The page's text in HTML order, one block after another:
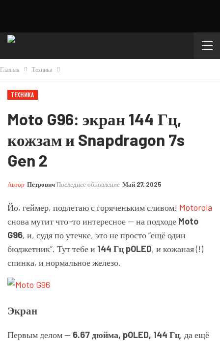
Главная Техника
ТЕХНИКА
Moto G96: экран 144 Гц,
кожзам и Snapdragon 7s
Gen 2
Автор ПетровичПоследнее обновление Май 27, 2025
Йо, геймер, подлетаю с горяченьким сливом! Motorola
снова мутит что-то интересное — на подходе Moto
G96, и, судя по утечке, это не просто “ещё один
бюджетник”. Тут тебе и 144 Гц pOLED, и кожаная (!)
спинка, и нормальное железо.
Экран
Первым делом — 6.67 дюйма, pOLED, 144 Гц, да ещё